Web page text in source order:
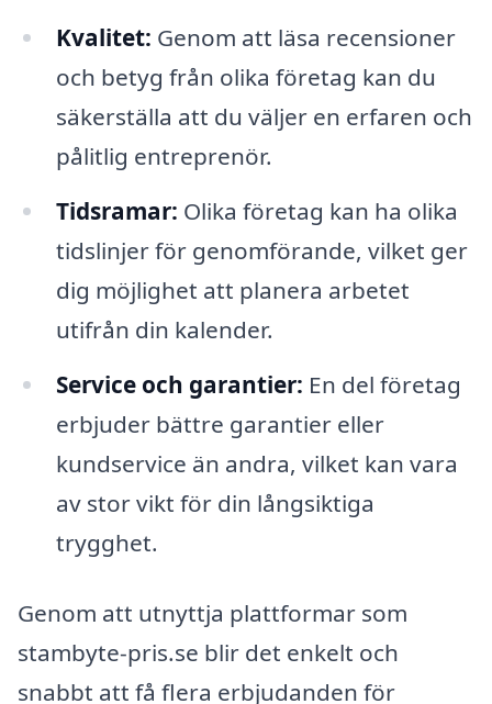
Kvalitet: Genom att läsa recensioner
och betyg från olika företag kan du
säkerställa att du väljer en erfaren och
pålitlig entreprenör.
Tidsramar: Olika företag kan ha olika
tidslinjer för genomförande, vilket ger
dig möjlighet att planera arbetet
utifrån din kalender.
Service och garantier: En del företag
erbjuder bättre garantier eller
kundservice än andra, vilket kan vara
av stor vikt för din långsiktiga
trygghet.
Genom att utnyttja plattformar som
stambyte-pris.se blir det enkelt och
snabbt att få flera erbjudanden för